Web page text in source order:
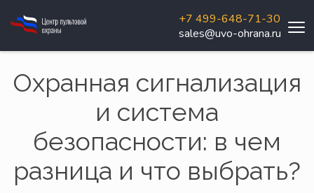
+7 499-648-71-30
sales@uvo-ohrana.ru
Охранная сигнализация
и система
безопасности: в чем
разница и что выбрать?